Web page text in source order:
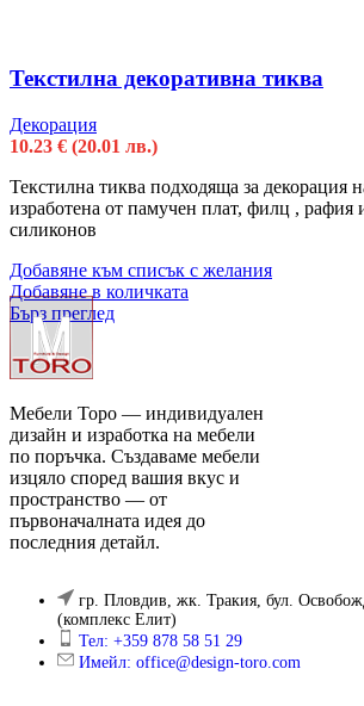
Текстилна декоративна тиква
Декорация
10.23 € (20.01 лв.)
Текстилна тиква подходяща за декорация
изработена от памучен плат, филц , рафия
силиконов
Добавяне към списък с желания
Добавяне в количката
Бърз преглед
Мебели Торо — индивидуален
дизайн и изработка на мебели
по поръчка. Създаваме мебели
изцяло според вашия вкус и
пространство — от
първоначалната идея до
последния детайл.
гр. Пловдив, жк. Тракия, бул.
(комплекс Елит)
Тел: +359 878 58 51 29
Имейл: office@design-toro.com